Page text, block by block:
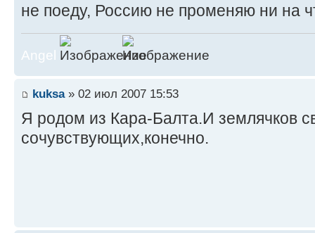
не поеду, Россию не променяю ни на
Angel
kuksa» 02 июл 2007 15:53
Я родом из Кара-Балта.И землячков
сочувствующих,конечно.